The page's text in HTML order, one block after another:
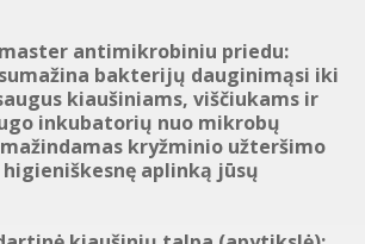
antimikrobiniu priedu:
bakterijų dauginimąsi iki
kiaušiniams, viščiukams ir
inkubatorių nuo mikrobų
kryžminio užteršimo
aplinką jūsų